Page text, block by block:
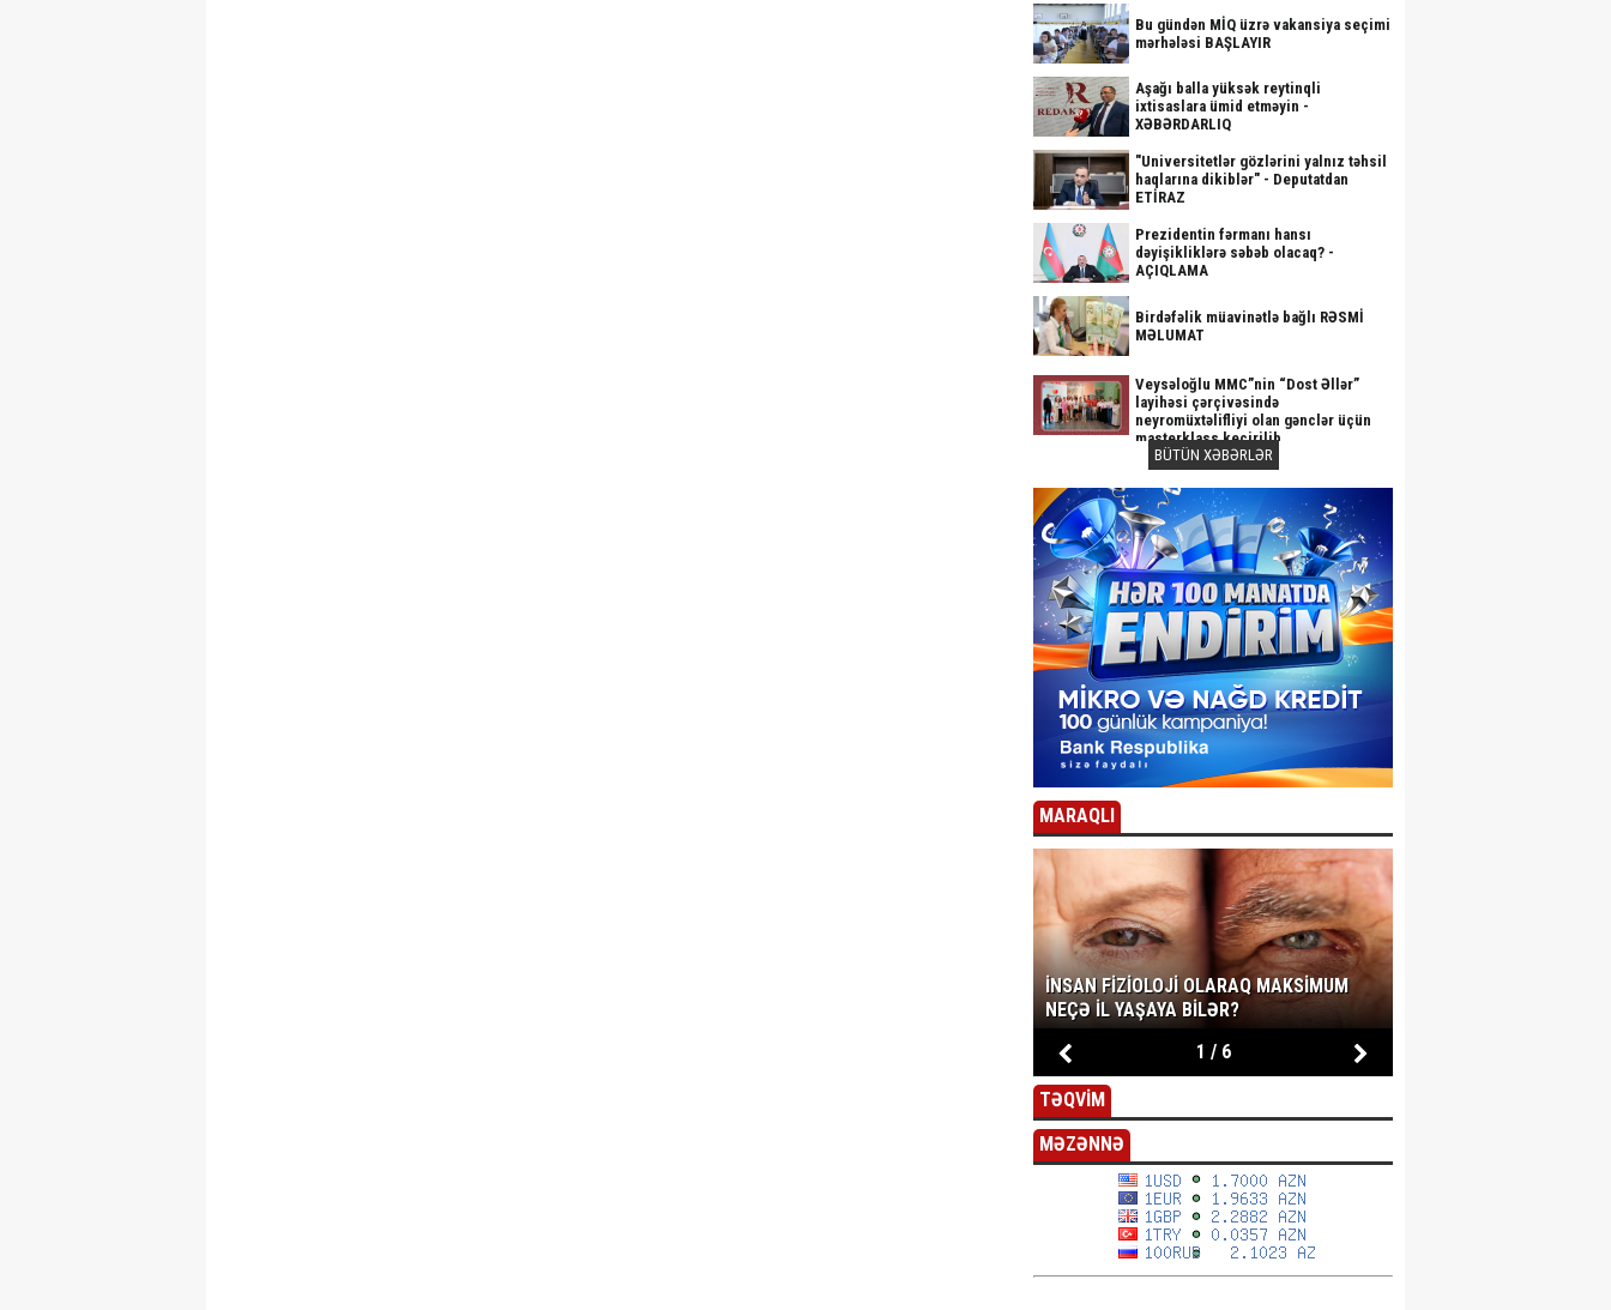
Bu gündən MİQ üzrə vakansiya seçimi
mərhələsi BAŞLAYIR
Aşağı balla yüksək reytinqli
ixtisaslara ümid etməyin -
XƏBƏRDARLIQ
"Universitetlər gözlərini yalnız təhsil
haqlarına dikiblər" - Deputatdan
ETİRAZ
Prezidentin fərmanı hansı
dəyişikliklərə səbəb olacaq? -
AÇIQLAMA
Birdəfəlik müavinətlə bağlı RƏSMİ
MƏLUMAT
Veysəloğlu MMC”nin “Dost Əllər”
layihəsi çərçivəsində
neyromüxtəlifliyi olan gənclər üçün
masterklass keçirilib
BÜTÜN XƏBƏRLƏR
MARAQLI
İNSAN FIZIOLOJI OLARAQ MAKSIMUM
NEÇƏ IL YAŞAYA BILƏR?
1 / 6
TƏQVİM
MƏZƏNNƏ